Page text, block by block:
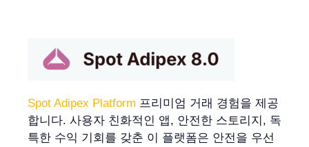
Spot Adipex Platform 프리미엄 거래 경험을 제공
합니다. 사용자 친화적인 앱, 안전한 스토리지, 독
특한 수익 기회를 갖춘 이 플랫폼은 안전을 우선